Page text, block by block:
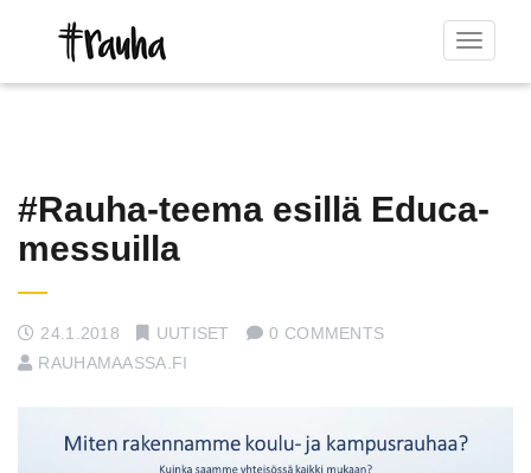
Toggle
#Rauha-teema esillä Educa-
messuilla
24.1.2018 UUTISET
0 COMMENTS
RAUHAMAASSA.FI